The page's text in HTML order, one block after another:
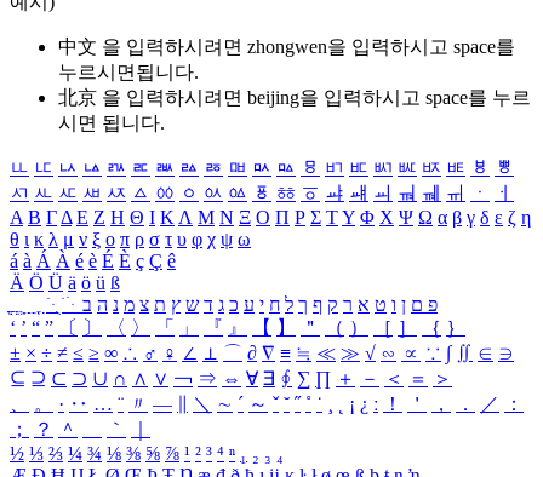
中文 을 입력하시려면 zhongwen을 입력하시고 space를
누르시면됩니다.
北京 을 입력하시려면 beijing을 입력하시고 space를 누르
시면 됩니다.
ㅥ ㅦ ㅧ ㅨ ㅩ ㅪ ㅫ ㅬ ㅭ ㅮ ㅯ ㅰ ㅱ ㅲ ㅳ ㅴ ㅵ ㅶ ㅷ ㅸ
ㅹ
ㅺ ㅻ ㅼ ㅽ ㅾ ㅿ ㆀ ㆁ ㆂ ㆃ ㆄ ㆅ ㆆ ㆇ ㆈ ㆉ ㆊ ㆋ ㆌ ㆍ
ㆎ
Α Β ΓΔ Ε Ζ Η Θ Ι ΚΛ Μ Ν Ξ Ο Π Ρ Σ ΤΥ Φ Χ Ψ Ω α β γ δ ε ζ η
θ ι κ λ μ ν ξ ο π ρ σ τ υ φ χ ψ ω
á à Á À é è É È ç Ç ê
Ä Ö Ü ä ö ü ß
ִֶֹ ֻּ ׁׂ פ ם ן ו ט א ר ק ף ך ל ח י ע כ ג ד ש ץ ת צ מ נ ה ב
‘ ’ “ ” 〔 〕 〈 〉 「 」 『 』 【 】 ＂ （ ） ［ ］ ｛ ｝
± × ÷ ≠ ≤ ≥ ∞ ∴ ♂ ♀ ∠ ⊥ ⌒ ∂ ∇ ≡ ≒ ≪ ≫ √ ∽ ∝ ∵ ∫ ∬ ∈ ∋
⊆ ⊇ ⊂ ⊃ ∪ ∩ ∧ ∨ ￢ ⇒ ⇔ ∀ ∃ ∮ ∑ ∏ ＋ － ＜ ＝
＞
、
。 · ‥ … ¨ 〃 ― ＼ ∼ ´ ～ ˇ ˘ ˝ ˚ ˙ ¸ ¡ ¿ ː ！ ＇ ， ． ／
：
；
？ ＾ ｀
½ ⅓ ⅔ ¼ ¾ ⅛ ⅜ ⅝ ⅞ ¹ ² ³ ⁴ ⁿ ₁ ₂ ₃ ₄